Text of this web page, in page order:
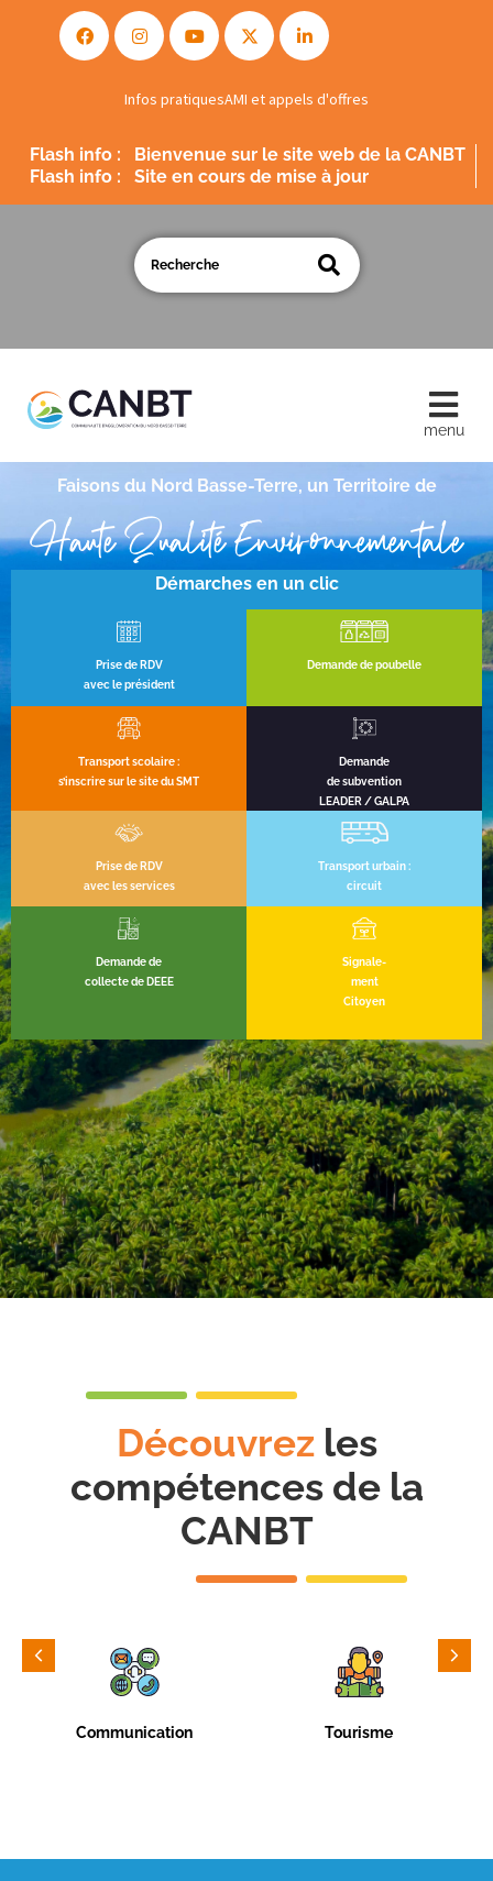
Flash info :
Bienvenue sur le site web de la CANBT
Flash info :
Site en cours de mise à jour
Infos pratiquesAMI et appels d'offres
Faisons du Nord Basse-Terre, un Territoire de
Haute Qualité Environnementale
Démarches en un clic
Prise de RDV
avec le président
Demande de poubelle
Transport scolaire :
s’inscrire sur le site du SMT
Demande
de subvention
LEADER / GALPA
Prise de RDV
avec les services
Transport urbain :
circuit
Demande de
collecte de DEEE
Signale-
ment
Citoyen
Découvrezles
compétences de la
CANBT
Communication Tourisme